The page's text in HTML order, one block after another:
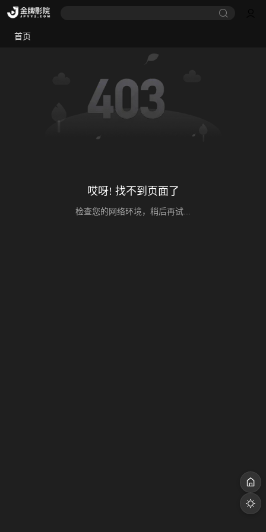
首页
哎呀! 找不到页面了
检查您的网络环境，稍后再试...